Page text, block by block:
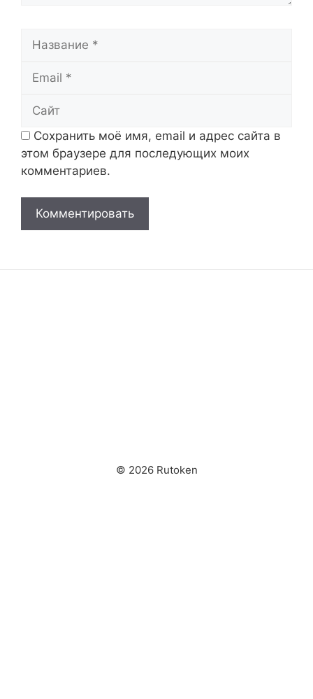
Сохранить моё имя, email и адрес сайта в
этом браузере для последующих моих
комментариев.
© 2026 Rutoken